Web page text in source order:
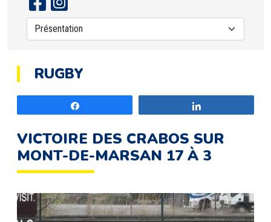
RUGBY
VICTOIRE DES CRABOS SUR
MONT-DE-MARSAN 17 À 3